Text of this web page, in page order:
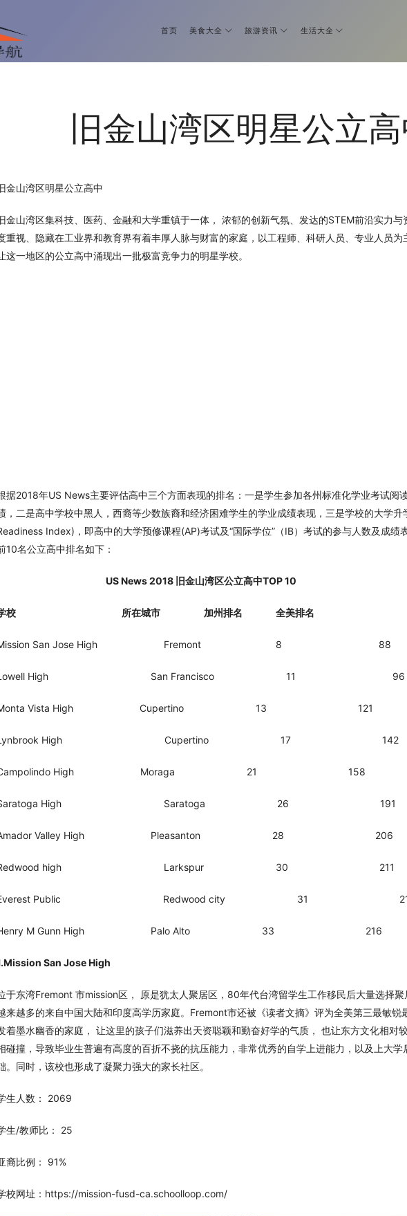
首页 美食大全 旅游资讯 生活大全
旧金山湾区明星公立
金山湾区明星公立高中
金山湾区集科技、医药、金融和大学重镇于一体， 浓郁的创新气氛、发达的STEM前沿实力
重视、隐藏在工业界和教育界有着丰厚人脉与财富的家庭，以工程师、科研人员、专业人员
这一地区的公立高中涌现出一批极富竞争力的明星学校。
据2018年US News主要评估高中三个方面表现的排名：一是学生参加各州标准化学业考试阅
，二是高中学校中黑人，西裔等少数族裔和经济困难学生的学业成绩表现，三是学校的大学
Index)，即高中的大学预修课程(AP)考试及“国际学位”（IB）考试的参与人数及成绩
10名公立高中排名如下：
US News 2018 旧金山湾区公立高中TOP 10
校 所在城市 加州排名 全美排名
San Jose High Fremont 8 88
High San Francisco 11 96
Vista High Cupertino 13 121
High Cupertino 17 142
High Moraga 21 158
High Saratoga 26 191
Valley High Pleasanton 28 206
high Larkspur 30 211
Public Redwood city 31
M Gunn High Palo Alto 33 216
San Jose High
于东湾Fremont 市mission区， 原是犹太人聚居区，80年代台湾留学生工作移民后大量选择
来越多的来自中国大陆和印度高学历家庭。Fremont市还被《读者文摘》评为全美第三最敏锐
着墨水幽香的家庭， 让这里的孩子们滋养出天资聪颖和勤奋好学的气质， 也让东方文化相对
碰撞，导致毕业生普遍有高度的百折不挠的抗压能力，非常优秀的自学上进能力，以及上大学
。同时，该校也形成了凝聚力强大的家长社区。
生人数： 2069
生/教师比： 25
裔比例： 91%
校网址：https://mission-fusd-ca.schoolloop.com/